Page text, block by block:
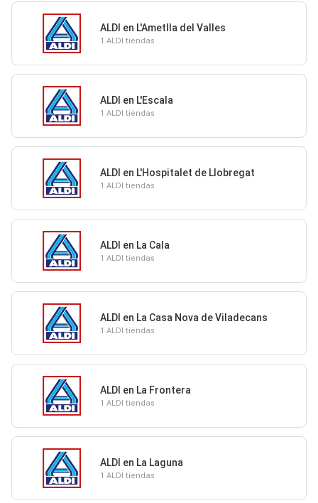
ALDI en L'Ametlla del Valles
1 ALDI tiendas
ALDI en L'Escala
1 ALDI tiendas
ALDI en L'Hospitalet de Llobregat
1 ALDI tiendas
ALDI en La Cala
1 ALDI tiendas
ALDI en La Casa Nova de Viladecans
1 ALDI tiendas
ALDI en La Frontera
1 ALDI tiendas
ALDI en La Laguna
1 ALDI tiendas